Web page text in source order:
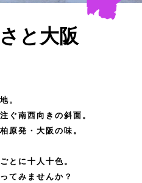
と大阪
。
ぐ南西向きの斜面。
原発・大阪の味。
とに十人十色。
てみませんか？